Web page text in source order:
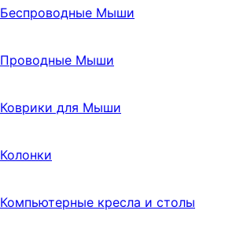
Беспроводные Мыши
Проводные Мыши
Коврики для Мыши
Колонки
Компьютерные кресла и столы